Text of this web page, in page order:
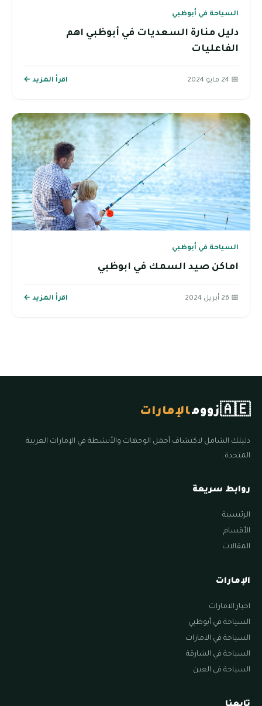
السياحة في أبوظبي
دليل منارة السعديات في أبوظبي اهم
الفاعليات
📅 24 مايو 2024 اقرأ المزيد ←
السياحة في أبوظبي
اماكن صيد السمك في ابوظبي
📅 26 أبريل 2024 اقرأ المزيد ←
🇦🇪زوومالإمارات
دليلك الشامل لاكتشاف أجمل الوجهات والأنشطة في الإمارات العربية
المتحدة.
روابط سريعة
الرئيسية
الأقسام
المقالات
الإمارات
اخبار الامارات
السياحة في أبوظبي
السياحة في الامارات
السياحة في الشارقة
السياحة في العين